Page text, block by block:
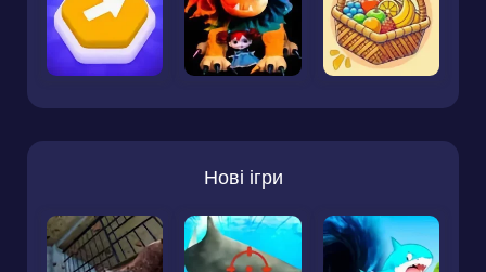
Нові ігри